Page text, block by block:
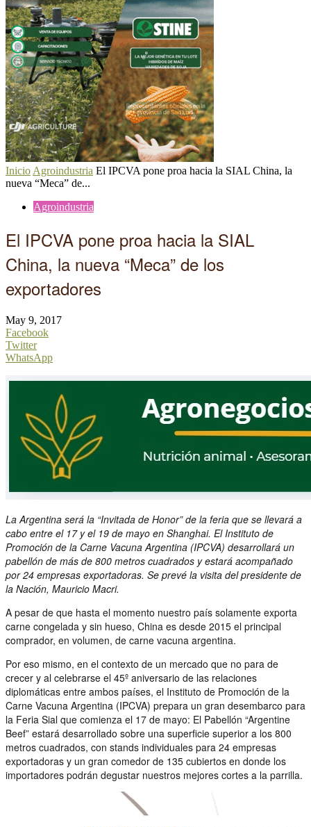
Inicio Agroindustria El IPCVA pone proa hacia la SIAL China, la
nueva “Meca” de...
Agroindustria
El IPCVA pone proa hacia la SIAL
China, la nueva “Meca” de los
exportadores
May 9, 2017
Facebook
Twitter
WhatsApp
La Argentina será la “Invitada de Honor” de la feria que se llevará a
cabo entre el 17 y el 19 de mayo en Shanghai. El Instituto de
Promoción de la Carne Vacuna Argentina (IPCVA) desarrollará un
pabellón de más de 800 metros cuadrados y estará acompañado
por 24 empresas exportadoras. Se prevé la visita del presidente de
la Nación, Mauricio Macri.
A pesar de que hasta el momento nuestro país solamente exporta
carne congelada y sin hueso, China es desde 2015 el principal
comprador, en volumen, de carne vacuna argentina.
Por eso mismo, en el contexto de un mercado que no para de
crecer y al celebrarse el 45º aniversario de las relaciones
diplomáticas entre ambos países, el Instituto de Promoción de la
Carne Vacuna Argentina (IPCVA) prepara un gran desembarco para
la Feria Sial que comienza el 17 de mayo: El Pabellón “Argentine
Beef” estará desarrollado sobre una superficie superior a los 800
metros cuadrados, con stands individuales para 24 empresas
exportadoras y un gran comedor de 135 cubiertos en donde los
importadores podrán degustar nuestros mejores cortes a la parrilla.